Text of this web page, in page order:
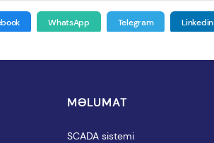
WhatsApp Telegram Linkedin
MƏLUMAT
SCADA sistemi